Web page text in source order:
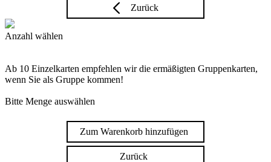
Zurück
Anzahl wählen
Ab 10 Einzelkarten empfehlen wir die ermäßigten Gruppenkarten,
wenn Sie als Gruppe kommen!
Bitte Menge auswählen
Zum Warenkorb hinzufügen
Zurück